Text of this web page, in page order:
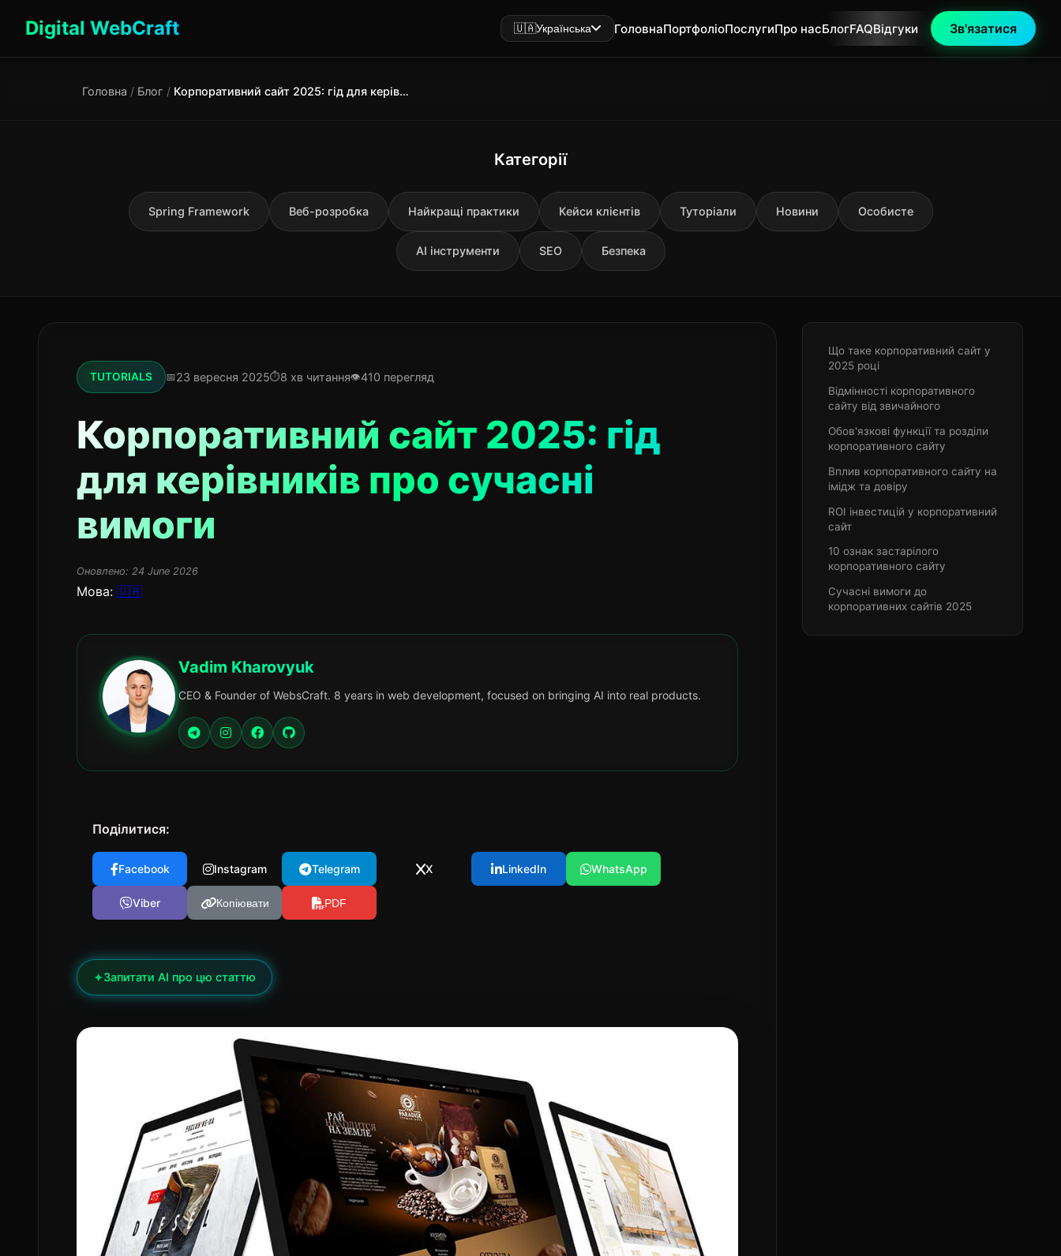
Digital WebCraft 🇺🇦Українська ГоловнаПортфоліоПослугиПро насБлогFAQВідгуки Зв'язатися
Головна / Блог / Корпоративний сайт 2025: гід для керівників про сучасні вимоги
Категорії
Spring Framework Веб-розробка Найкращі практики Кейси клієнтів Туторіали Новини Особисте
AI інструменти SEO Безпека
TUTORIALS 23 вересня 2025 8 хв читання 410 перегляд
Корпоративний сайт 2025: гід
для керівників про сучасні
вимоги
Оновлено: 24 June 2026
Мова: 🇺🇦
Vadim Kharovyuk
CEO & Founder of WebsCraft. 8 years in web development, focused on bringing AI into real products.
Поділитися:
Facebook Instagram Telegram X LinkedIn WhatsApp
Viber Копіювати PDF
✦Запитати AI про цю статтю
Що таке корпоративний сайт у
2025 році
Відмінності корпоративного
сайту від звичайного
Обов'язкові функції та розділи
корпоративного сайту
Вплив корпоративного сайту на
імідж та довіру
ROI інвестицій у корпоративний
сайт
10 ознак застарілого
корпоративного сайту
Сучасні вимоги до
корпоративних сайтів 2025